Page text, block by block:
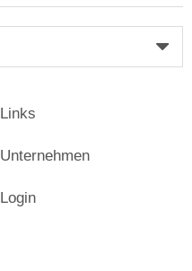
Links
Unternehmen
Login